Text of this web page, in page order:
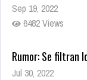
Sep 19, 2022
6482 Views
Rumor: Se filtran
Jul 30, 2022